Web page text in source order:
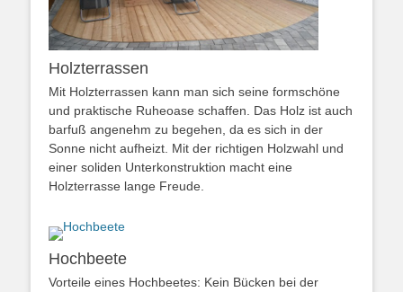
Holzterrassen
Mit Holzterrassen kann man sich seine formschöne
und praktische Ruheoase schaffen. Das Holz ist auch
barfuß angenehm zu begehen, da es sich in der
Sonne nicht aufheizt. Mit der richtigen Holzwahl und
einer soliden Unterkonstruktion macht eine
Holzterrasse lange Freude.
Hochbeete
Vorteile eines Hochbeetes: Kein Bücken bei der